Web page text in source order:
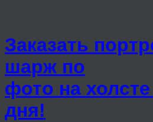
Заказать
шарж по
фото на холсте
дня!